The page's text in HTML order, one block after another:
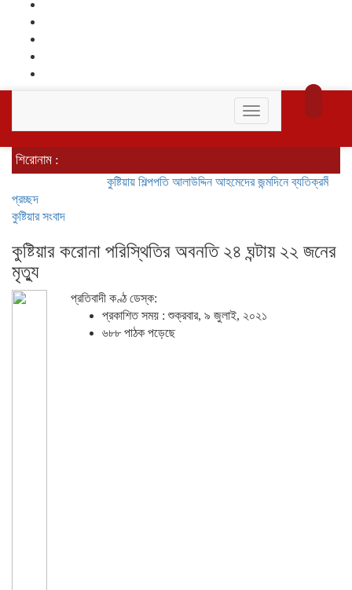
Toggle
navigation
শিরোনাম :
কুষ্টিয়ায় শিল্পপতি আলাউদ্দিন আহমেদের জন্মদিনে ব্যতিক্রমী আত্মীয়
প্রচ্ছদ
কুষ্টিয়ার সংবাদ
কুষ্টিয়ার করোনা পরিস্থিতির অবনতি ২৪ ঘন্টায় ২২ জনের
মৃত্যু
প্রতিবাদী কণ্ঠ ডেস্ক:
প্রকাশিত সময় : শুক্রবার, ৯ জুলাই, ২০২১
৬৮৮ পাঠক পড়েছে